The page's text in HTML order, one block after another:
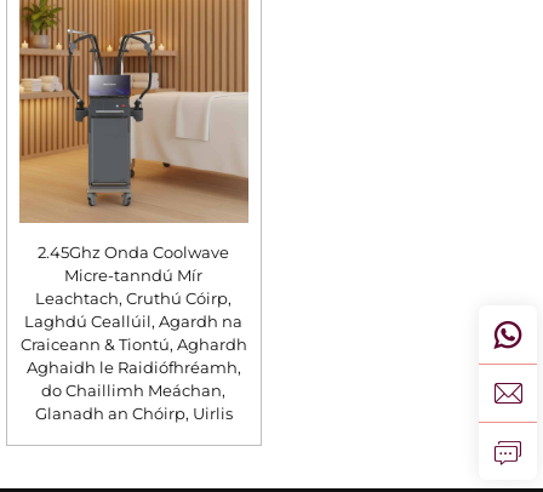
2.45Ghz Onda Coolwave
Micre-tanndú Mír
Leachtach, Cruthú Cóirp,
Laghdú Ceallúil, Agardh na
Craiceann & Tiontú, Aghardh
Aghaidh le Raidiófhréamh,
do Chaillimh Meáchan,
Glanadh an Chóirp, Uirlis